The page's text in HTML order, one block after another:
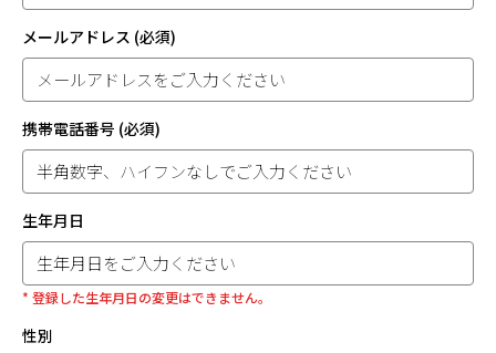
メールアドレス (必須)
携帯電話番号 (必須)
生年月日
* 登録した生年月日の変更はできません。
性別